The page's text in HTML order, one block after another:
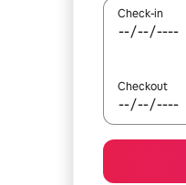
Check-in
Checkout